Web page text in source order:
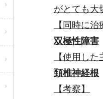
がとても大
【同時に治
双極性障害
【使用した
頚椎神経根
【考察】